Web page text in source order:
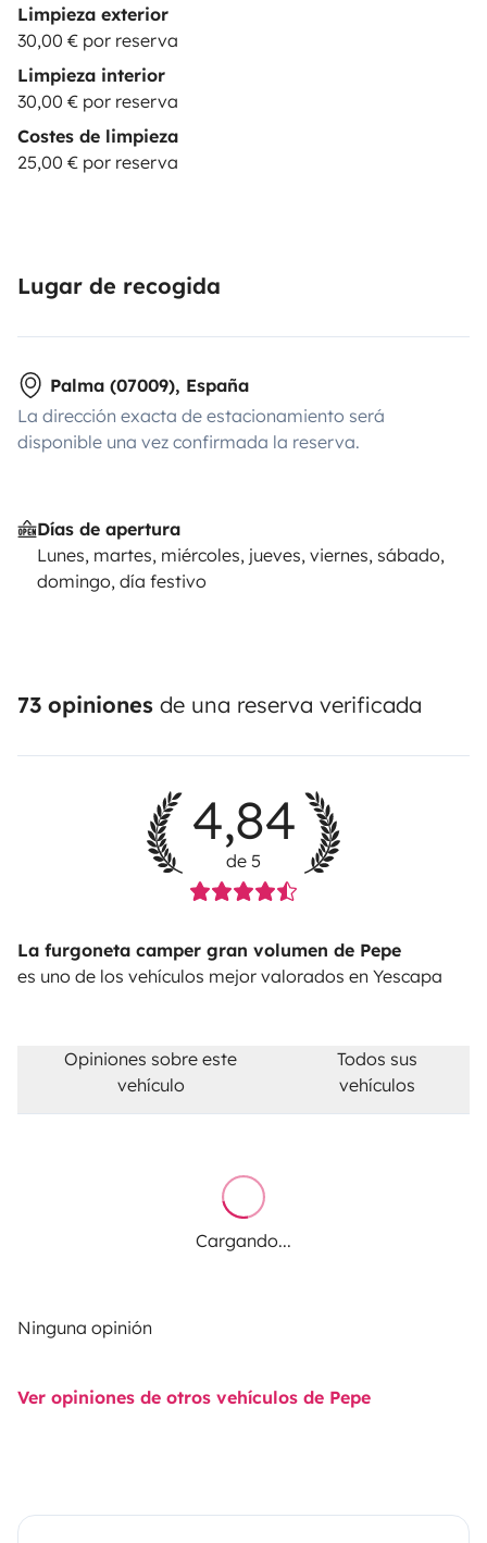
Limpieza exterior
30,00 € por reserva
Limpieza interior
30,00 € por reserva
Costes de limpieza
25,00 € por reserva
Lugar de recogida
Palma (07009), España
La dirección exacta de estacionamiento será
disponible una vez confirmada la reserva.
Días de apertura
Lunes, martes, miércoles, jueves, viernes, sábado,
domingo, día festivo
73 opiniones de una reserva verificada
4,84
de 5
La furgoneta camper gran volumen de Pepe
es uno de los vehículos mejor valorados en Yescapa
Opiniones sobre este
vehículo
Todos sus
vehículos
Cargando...
Ninguna opinión
Ver opiniones de otros vehículos de Pepe